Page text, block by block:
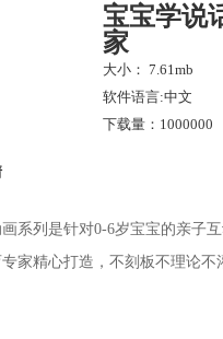
宝宝学说
家
大小： 7.61mb
软件语言:中文
下载量：1000000
系列是针对0-6岁宝宝的亲子
家精心打造，不刻板不理论